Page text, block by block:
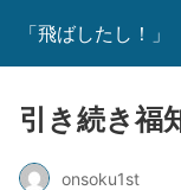
「飛ばしたし！」
引き続き福
onsoku1st